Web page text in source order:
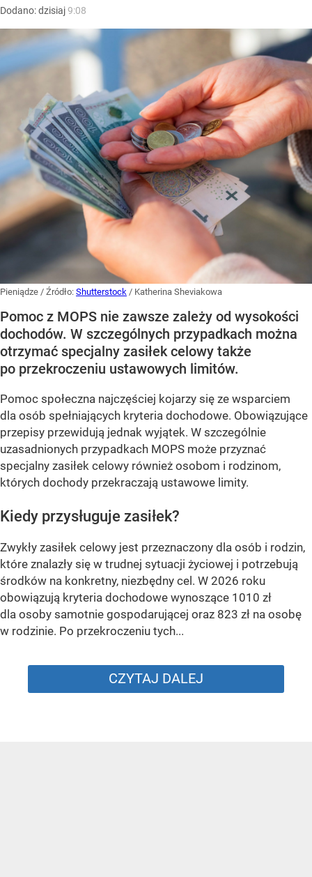
Dodano:dzisiaj9:08
Pieniądze / Źródło: Shutterstock / Katherina Sheviakowa
Pomoc z MOPS nie zawsze zależy od wysokości
dochodów. W szczególnych przypadkach można
otrzymać specjalny zasiłek celowy także
po przekroczeniu ustawowych limitów.
Pomoc społeczna najczęściej kojarzy się ze wsparciem
dla osób spełniających kryteria dochodowe. Obowiązujące
przepisy przewidują jednak wyjątek. W szczególnie
uzasadnionych przypadkach MOPS może przyznać
specjalny zasiłek celowy również osobom i rodzinom,
których dochody przekraczają ustawowe limity.
Kiedy przysługuje zasiłek?
Zwykły zasiłek celowy jest przeznaczony dla osób i rodzin,
które znalazły się w trudnej sytuacji życiowej i potrzebują
środków na konkretny, niezbędny cel. W 2026 roku
obowiązują kryteria dochodowe wynoszące 1010 zł
dla osoby samotnie gospodarującej oraz 823 zł na osobę
w rodzinie. Po przekroczeniu tych...
CZYTAJ DALEJ